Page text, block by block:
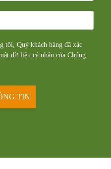
tôi, Quý khách hàng đã xác
dữ liệu cá nhân của Chúng